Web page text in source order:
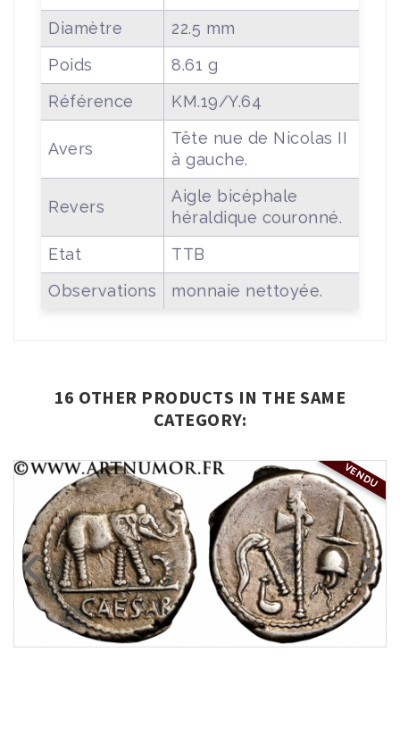
Diamètre
22.5 mm
Poids
8.61 g
Référence
KM.19/Y.64
Avers
Tête nue de Nicolas II
à gauche.
Revers
Aigle bicéphale
héraldique couronné.
Etat
TTB
Observations
monnaie nettoyée.
16 OTHER PRODUCTS IN THE SAME
CATEGORY:
VENDU